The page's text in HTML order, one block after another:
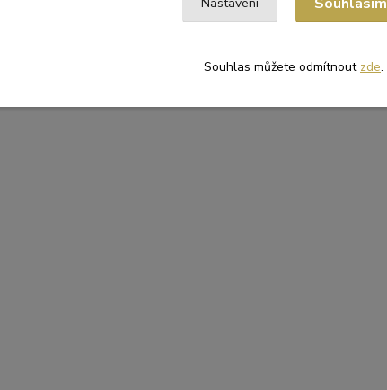
Souhlas můžete odmítnout zde.